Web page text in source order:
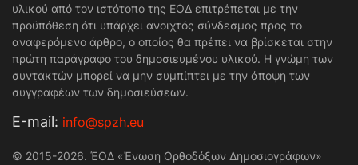
υλικού από τον ιστότοπο της ΕΟΔ επιτρέπεται με την
προϋπόθεση ότι υπάρχει ανοιχτός σύνδεσμος προς το
αναφερόμενο άρθρο, ο οποίος θα πρέπει να βρίσκεται στην
πρώτη παράγραφο του δημοσιευμένου υλικού. Η γνώμη των
συντακτών μπορεί να μην συμπίπτει με την άποψη των
συγγραφέων των δημοσιεύσεων.
Е-mail: info@spzh.eu
© 2015-2026. ΈΟΔ «Ένωση Ορθοδόξων Δημοσιογράφων»